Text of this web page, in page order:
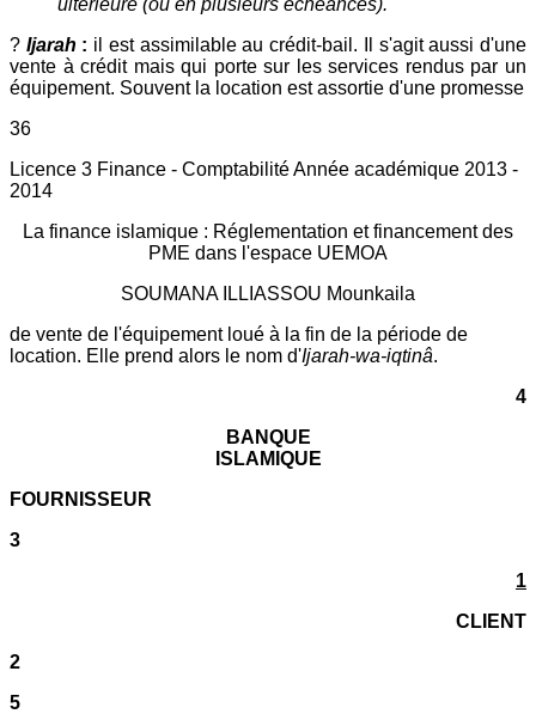
ultérieure (ou en plusieurs échéances).
? Ijarah : il est assimilable au crédit-bail. Il s'agit aussi d'une
vente à crédit mais qui porte sur les services rendus par un
équipement. Souvent la location est assortie d'une promesse
36
Licence 3 Finance - Comptabilité Année académique 2013 -
2014
La finance islamique : Réglementation et financement des
PME dans l'espace UEMOA
SOUMANA ILLIASSOU Mounkaila
de vente de l'équipement loué à la fin de la période de
location. Elle prend alors le nom d'Ijarah-wa-iqtinâ.
4
BANQUE
ISLAMIQUE
FOURNISSEUR
3
1
CLIENT
2
5